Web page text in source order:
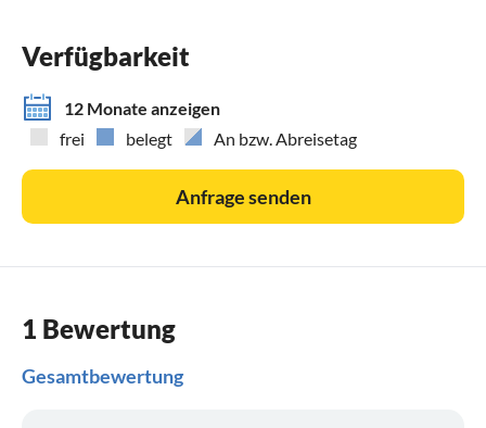
Verfügbarkeit
12 Monate anzeigen
frei
belegt An bzw. Abreisetag
Anfrage senden
1 Bewertung
Gesamtbewertung